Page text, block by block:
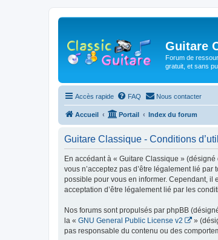
Guitare
Forum de
gratuit, et sans
Accès rapide FAQ Nous contacter
Accueil Portail Index du forum
Guitare Classique - Conditions
En accédant à « Guitare Classique »
vous n’acceptez pas d’être légalement lié
possible pour vous en informer. Cependant, il
acceptation d’être légalement lié par les
Nos forums sont propulsés par phpBB
la « GNU General Public License v2 »
pas responsable du contenu ou des